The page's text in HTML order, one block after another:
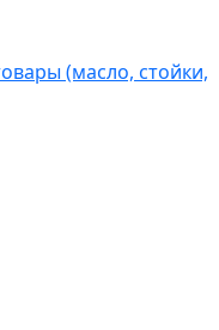
(масло, стойки,